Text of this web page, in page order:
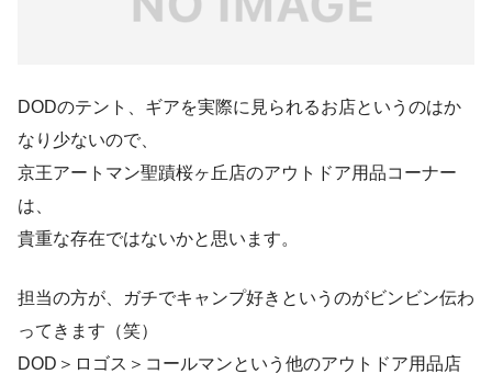
DODのテント、ギアを実際に見られるお店というのはか
なり少ないので、
京王アートマン聖蹟桜ヶ丘店のアウトドア用品コーナー
は、
貴重な存在ではないかと思います。
担当の方が、ガチでキャンプ好きというのがビンビン伝わ
ってきます（笑）
DOD＞ロゴス＞コールマンという他のアウトドア用品店